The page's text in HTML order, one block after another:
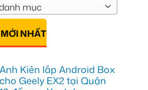
mục
NHẤT
Anh Kiên lắp Android Box
cho Geely EX2 tại Quận